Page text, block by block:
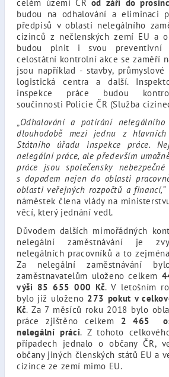
celém území ČR od září do
budou na odhalování a eliminaci
předpisů v oblasti nelegálního
cizinců z nečlenských zemí EU a
budou plnit i svou preventivní
celostátní kontrolní akce se zaměří
jsou například - stavby,
logistická centra a další.
inspekce práce budou
součinnosti Policie ČR (Služba
„Odhalování a potírání nelegálního
dlouhodobě mezi jednu z
Státního úřadu inspekce práce.
nelegální práce, ale především
práce jsou společensky
s dopadem nejen do oblasti
oblasti veřejných rozpočtů a financí,“
náměstek člena vlády na
věcí, který jednání vedl.
Důvodem dalších mimořádných
nelegální zaměstnávání je
nelegálních pracovníků a to
Za nelegální zaměstnávání
zaměstnavatelům uloženo celkem
výši 85 655 000 Kč. V letošním
bylo již uloženo 273 pokut v
Kč. Za 7 měsíců roku 2018 bylo
práce zjištěno celkem 2 465
nelegální práci. Z tohoto
případech jednalo o občany ČR,
občany jiných členských států EU a
cizince ze zemí mimo EU.